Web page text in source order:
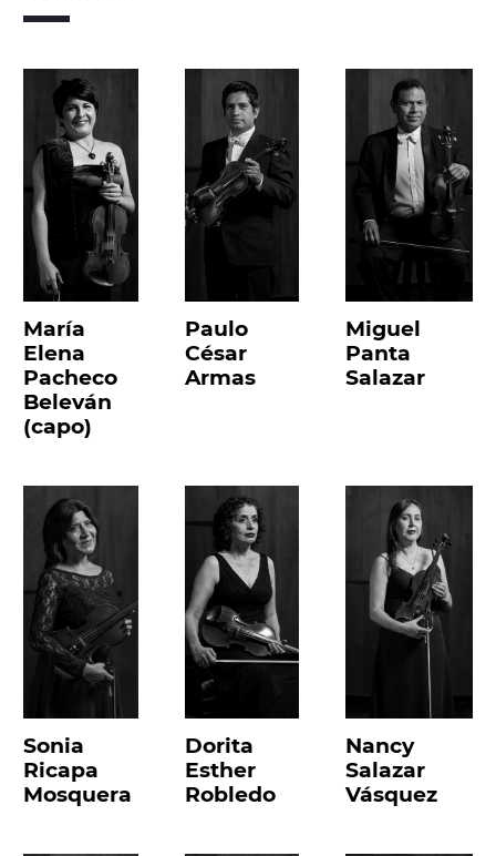
María
Elena
Pacheco
Beleván
(capo)
Paulo
César
Armas
Miguel
Panta
Salazar
Sonia
Ricapa
Mosquera
Dorita
Esther
Robledo
Nancy
Salazar
Vásquez